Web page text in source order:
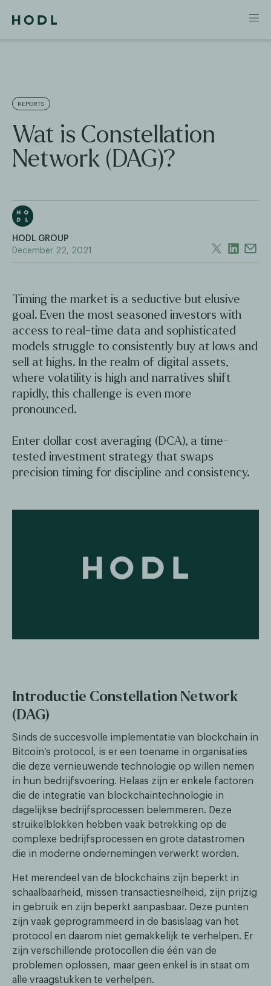
REPORTS
Wat is Constellation
Network (DAG)?
HODL GROUP
December 22, 2021
Timing the market is a seductive but elusive
goal. Even the most seasoned investors with
access to real-time data and sophisticated
models struggle to consistently buy at lows and
sell at highs. In the realm of digital assets,
where volatility is high and narratives shift
rapidly, this challenge is even more
pronounced.
Enter dollar cost averaging (DCA), a time-
tested investment strategy that swaps
precision timing for discipline and consistency.
Introductie Constellation Network
(DAG)
Sinds de succesvolle implementatie van blockchain in
Bitcoin’s protocol, is er een toename in organisaties
die deze vernieuwende technologie op willen nemen
in hun bedrijfsvoering. Helaas zijn er enkele factoren
die de integratie van blockchaintechnologie in
dagelijkse bedrijfsprocessen belemmeren. Deze
struikelblokken hebben vaak betrekking op de
complexe bedrijfsprocessen en grote datastromen
die in moderne ondernemingen verwerkt worden.
Het merendeel van de blockchains zijn beperkt in
schaalbaarheid, missen transactiesnelheid, zijn prijzig
in gebruik en zijn beperkt aanpasbaar. Deze punten
zijn vaak geprogrammeerd in de basislaag van het
protocol en daarom niet gemakkelijk te verhelpen. Er
zijn verschillende protocollen die één van de
problemen oplossen, maar geen enkel is in staat om
alle vraagstukken te verhelpen.